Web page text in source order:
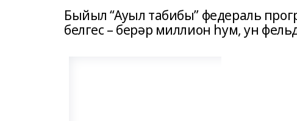
Быйыл “Ауыл табибы” федераль
белгес – берәр миллион һум, ун